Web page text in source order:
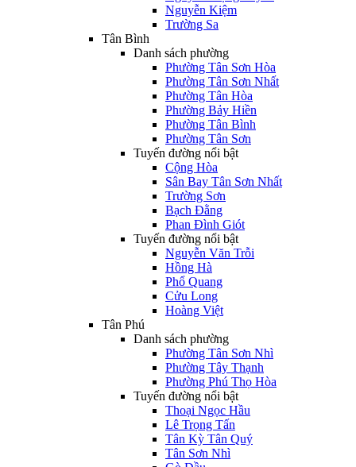
Nguyễn Kiệm
Trường Sa
Tân Bình
Danh sách phường
Phường Tân Sơn Hòa
Phường Tân Sơn Nhất
Phường Tân Hòa
Phường Bảy Hiền
Phường Tân Bình
Phường Tân Sơn
Tuyến đường nổi bật
Cộng Hòa
Sân Bay Tân Sơn Nhất
Trường Sơn
Bạch Đằng
Phan Đình Giót
Tuyến đường nổi bật
Nguyễn Văn Trỗi
Hồng Hà
Phổ Quang
Cửu Long
Hoàng Việt
Tân Phú
Danh sách phường
Phường Tân Sơn Nhì
Phường Tây Thạnh
Phường Phú Thọ Hòa
Tuyến đường nổi bật
Thoại Ngọc Hầu
Lê Trọng Tấn
Tân Kỳ Tân Quý
Tân Sơn Nhì